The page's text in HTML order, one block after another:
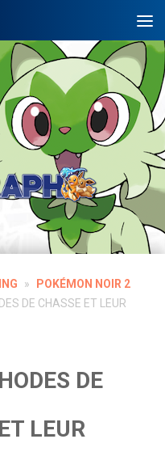
»
POKÉMON NOIR 2
DE CHASSE ET LEUR
DE
LEUR